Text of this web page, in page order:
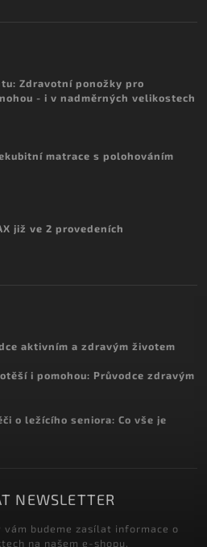
Zdravotní ponožky pro
- i v nadměrných velikostech
matrace s polohováním
již ve 2 provedeních
aktivním a zdravým životem
i pomohou: Průvodce zdravým
o ležícího seniora: Co vše je
NEWSLETTER
budeme zasílat informace o
na našem e-shopu.